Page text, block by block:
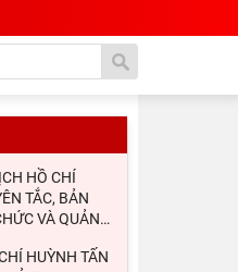
NHÀ NƯỚC ĐỐI VỚI SỰ PHÁT
HỒ CHÍ
TẮC, BẢN
VÀ QUẢN…
HUỲNH TẤN